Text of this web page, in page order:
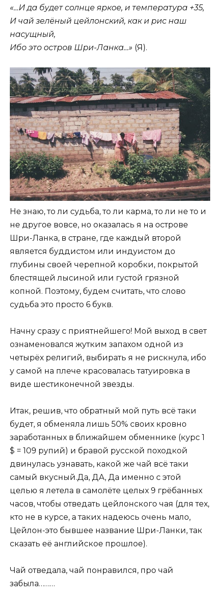
«…И да будет солнце яркое, и температура +35,
И чай зелёный цейлонский, как и рис наш
насущный,
Ибо это остров Шри-Ланка…» (Я).
Не знаю, то ли судьба, то ли карма, то ли не то и
не другое вовсе, но оказалась я на острове
Шри-Ланка, в стране, где каждый второй
является буддистом или индуистом до
глубины своей черепной коробки, покрытой
блестящей лысиной или густой грязной
копной. Поэтому, будем считать, что слово
судьба это просто 6 букв.
Начну сразу с приятнейшего! Мой выход в свет
ознаменовался жутким запахом одной из
четырёх религий, выбирать я не рискнула, ибо
у самой на плече красовалась татуировка в
виде шестиконечной звезды.
Итак, решив, что обратный мой путь всё таки
будет, я обменяла лишь 50% своих кровно
заработанных в ближайшем обменнике (курс 1
$ = 109 рупий) и бравой русской походкой
двинулась узнавать, какой же чай всё таки
самый вкусный.Да, ДА, Да именно с этой
целью я летела в самолёте целых 9 грёбанных
часов, чтобы отведать цейлонского чая (для тех,
кто не в курсе, а таких надеюсь очень мало,
Цейлон-это бывшее название Шри-Ланки, так
сказать её английское прошлое).
Чай отведала, чай понравился, про чай
забыла………